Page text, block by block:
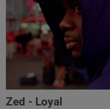
Zed - Loyal